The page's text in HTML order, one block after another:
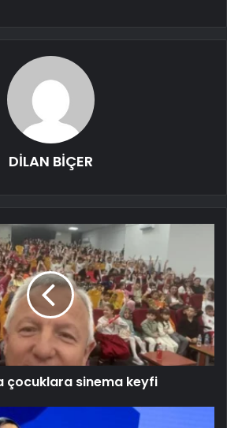
DİLAN BİÇER
çocuklara sinema keyfi